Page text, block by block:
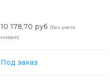
10 178,70 руб (Без учёта
скидок)
Под заказ